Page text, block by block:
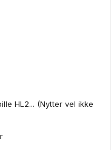
HL2... (Nytter vel ikke